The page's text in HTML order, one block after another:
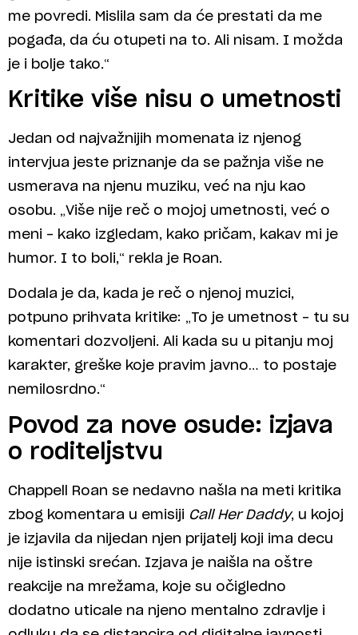
me povredi. Mislila sam da će prestati da me
pogađa, da ću otupeti na to. Ali nisam. I možda
je i bolje tako.“
Kritike više nisu o umetnosti
Jedan od najvažnijih momenata iz njenog
intervjua jeste priznanje da se pažnja više ne
usmerava na njenu muziku, već na nju kao
osobu. „Više nije reč o mojoj umetnosti, već o
meni – kako izgledam, kako pričam, kakav mi je
humor. I to boli,“ rekla je Roan.
Dodala je da, kada je reč o njenoj muzici,
potpuno prihvata kritike: „To je umetnost – tu su
komentari dozvoljeni. Ali kada su u pitanju moj
karakter, greške koje pravim javno… to postaje
nemilosrdno.“
Povod za nove osude: izjava
o roditeljstvu
Chappell Roan se nedavno našla na meti kritika
zbog komentara u emisiji Call Her Daddy, u kojoj
je izjavila da nijedan njen prijatelj koji ima decu
nije istinski srećan. Izjava je naišla na oštre
reakcije na mrežama, koje su očigledno
dodatno uticale na njeno mentalno zdravlje i